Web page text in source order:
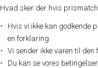
Hvad sker der hvis
Hvis vi ikke kan godkende
en forklaring.
Vi sender ikke varen til den
Du kan se vores